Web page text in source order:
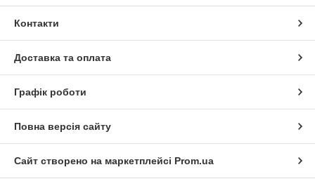
Контакти
Доставка та оплата
Графік роботи
Повна версія сайту
Сайт створено на маркетплейсі Prom.ua